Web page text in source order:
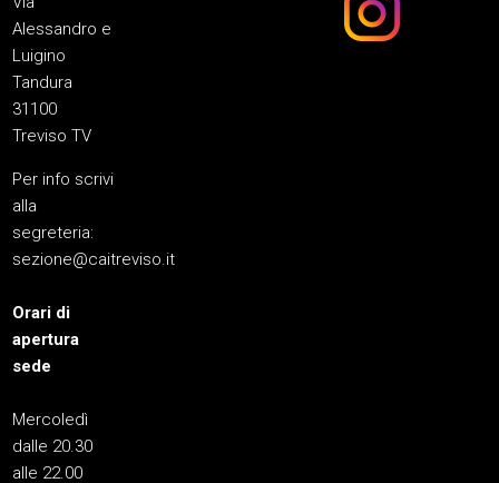
Alessandro e
Luigino
Tandura
31100
Treviso TV
Per info scrivi
alla
segreteria:
sezione@caitreviso.it
Orari di
apertura
sede
Mercoledì
dalle 20.30
alle 22.00